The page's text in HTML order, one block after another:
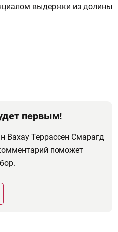
выдержки из долины
первым!
Вахау Террассен Смарагд
поможет